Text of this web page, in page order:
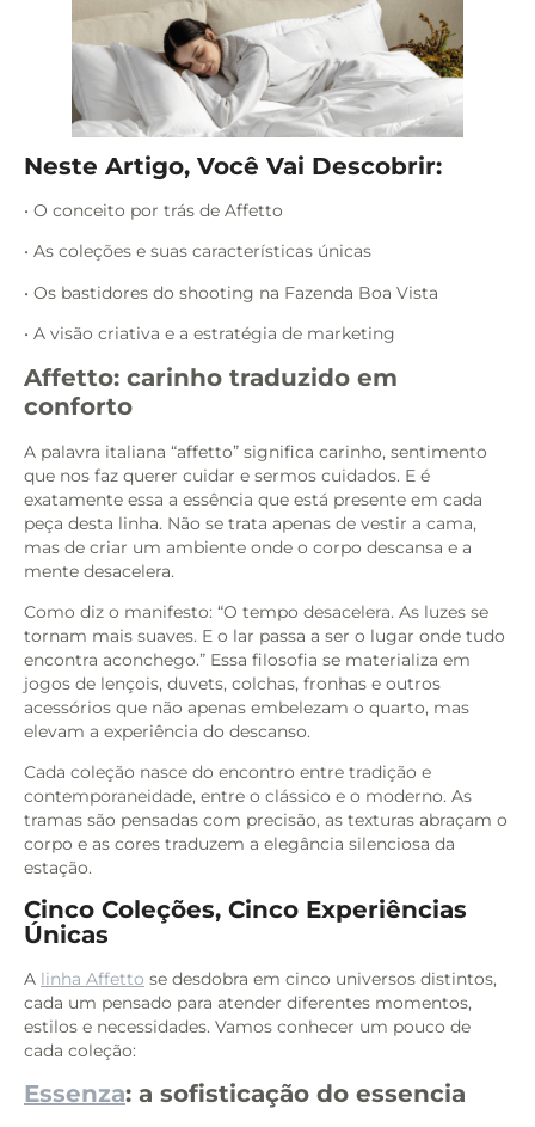
Neste Artigo, Você Vai Descobrir:
• O conceito por trás de Affetto
• As coleções e suas características únicas
• Os bastidores do shooting na Fazenda Boa Vista
• A visão criativa e a estratégia de marketing
Affetto: carinho traduzido em
conforto
A palavra italiana “affetto” significa carinho, sentimento
que nos faz querer cuidar e sermos cuidados. E é
exatamente essa a essência que está presente em cada
peça desta linha. Não se trata apenas de vestir a cama,
mas de criar um ambiente onde o corpo descansa e a
mente desacelera.
Como diz o manifesto: “O tempo desacelera. As luzes se
tornam mais suaves. E o lar passa a ser o lugar onde tudo
encontra aconchego.” Essa filosofia se materializa em
jogos de lençois, duvets, colchas, fronhas e outros
acessórios que não apenas embelezam o quarto, mas
elevam a experiência do descanso.
Cada coleção nasce do encontro entre tradição e
contemporaneidade, entre o clássico e o moderno. As
tramas são pensadas com precisão, as texturas abraçam o
corpo e as cores traduzem a elegância silenciosa da
estação.
Cinco Coleções, Cinco Experiências
Únicas
A linha Affetto se desdobra em cinco universos distintos,
cada um pensado para atender diferentes momentos,
estilos e necessidades. Vamos conhecer um pouco de
cada coleção:
Essenza: a sofisticação do essencia